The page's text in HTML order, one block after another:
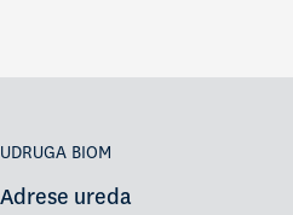
UDRUGA BIOM
Adrese ureda